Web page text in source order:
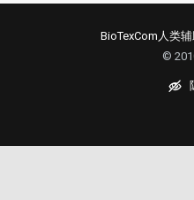
©
BioTexCom人类